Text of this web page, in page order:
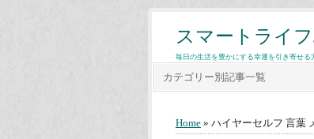
スマートライフ
毎日の生活を豊かにする幸運を引き寄せる
カテゴリー別記事一覧
Home » ハイヤーセルフ 言葉